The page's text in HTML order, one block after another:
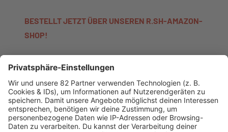
BESTELLT JETZT ÜBER UNSEREN R.SH-AMAZON-
SHOP!
AKTIONEN
R.SH hilft helfen-Stiftung!